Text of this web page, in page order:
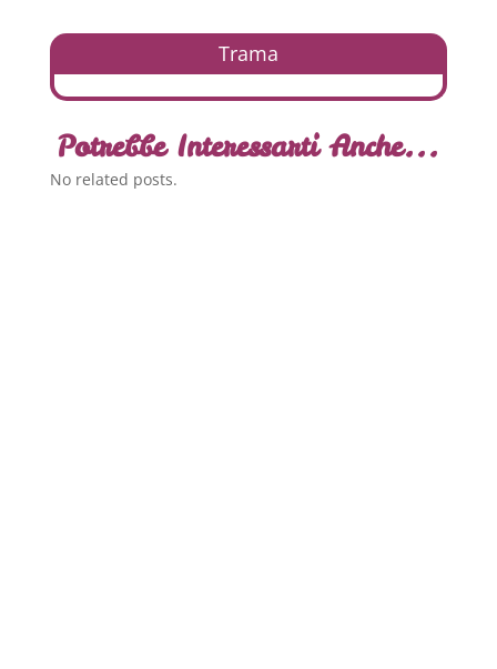
Trama
Potrebbe Interessarti Anche...
No related posts.